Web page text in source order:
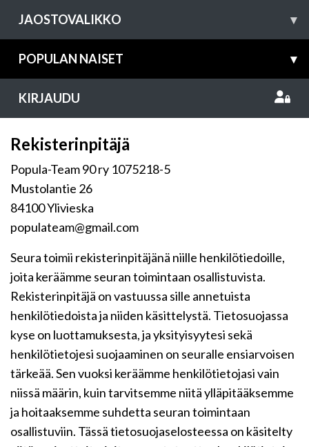
JAOSTOVALIKKO ▾
POPULAN NAISET ▾
KIRJAUDU
Rekisterinpitäjä
Popula-Team 90 ry 1075218-5
Mustolantie 26
84100 Ylivieska
populateam@gmail.com
Seura toimii rekisterinpitäjänä niille henkilötiedoille,
joita keräämme seuran toimintaan osallistuvista.
Rekisterinpitäjä on vastuussa sille annetuista
henkilötiedoista ja niiden käsittelystä. Tietosuojassa
kyse on luottamuksesta, ja yksityisyytesi sekä
henkilötietojesi suojaaminen on seuralle ensiarvoisen
tärkeää. Sen vuoksi keräämme henkilötietojasi vain
niissä määrin, kuin tarvitsemme niitä ylläpitääksemme
ja hoitaaksemme suhdetta seuran toimintaan
osallistuviin. Tässä tietosuojaselosteessa on käsitelty